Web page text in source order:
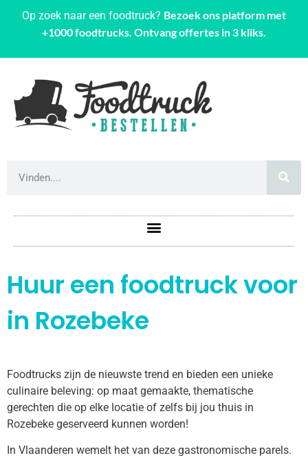
Op zoek naar een foodtruck? Bezoek ons platform met
+1000 foodtrucks. Ontvang offertes in 3 kliks.
Huur een foodtruck voor
in Rozebeke
Foodtrucks zijn de nieuwste trend en bieden een unieke
culinaire beleving: op maat gemaakte, thematische
gerechten die op elke locatie of zelfs bij jou thuis in
Rozebeke geserveerd kunnen worden!
In Vlaanderen wemelt het van deze gastronomische parels.